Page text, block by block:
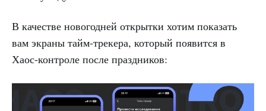
В качестве новогодней открытки хотим показать
вам экраны тайм-трекера, который появится в
Хаос-контроле после праздников: